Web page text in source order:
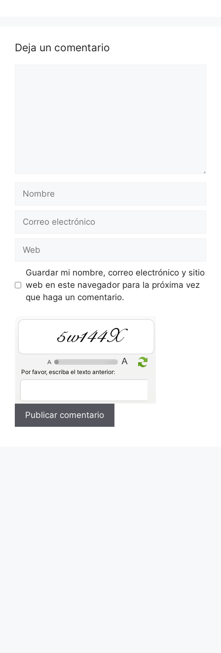
Deja un comentario
electrónico
Guardar mi nombre, correo electrónico y sitio
web en este navegador para la próxima vez
que haga un comentario.
GFUff4
Por favor, escriba el texto anterior: